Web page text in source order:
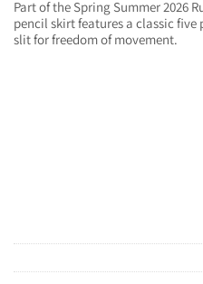
Part of the Spring Summer 2026
pencil skirt features a classic
slit for freedom of movement.